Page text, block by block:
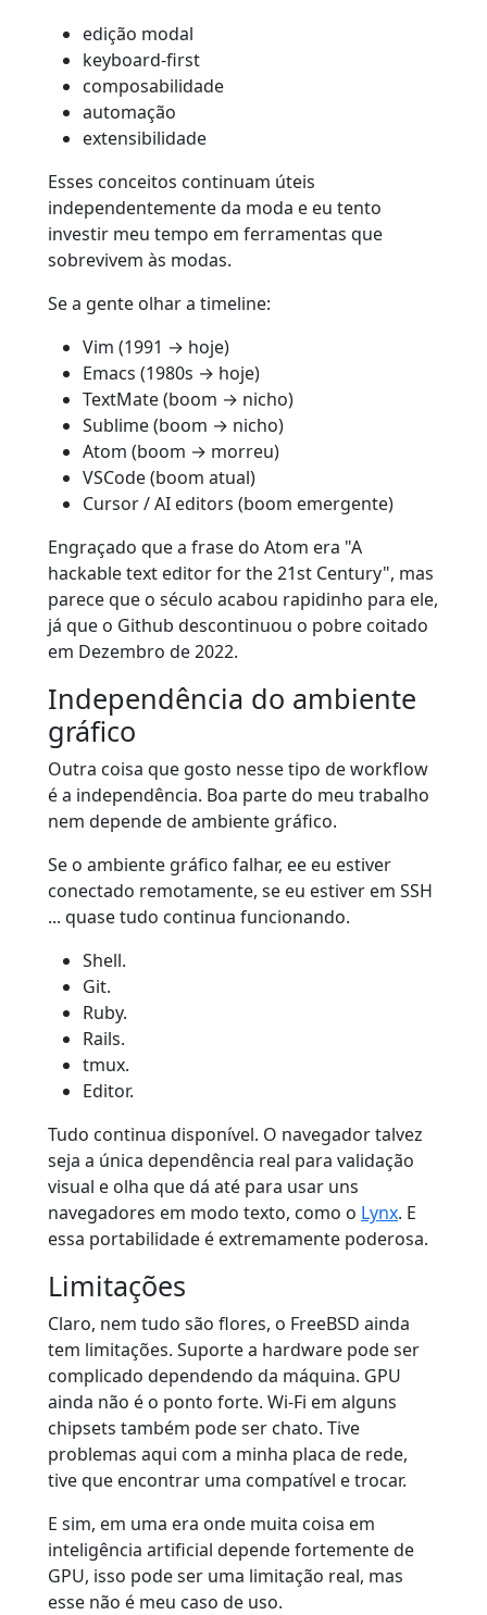
edição modal
keyboard-first
composabilidade
automação
extensibilidade
Esses conceitos continuam úteis
independentemente da moda e eu tento
investir meu tempo em ferramentas que
sobrevivem às modas.
Se a gente olhar a timeline:
Vim (1991 → hoje)
Emacs (1980s → hoje)
TextMate (boom → nicho)
Sublime (boom → nicho)
Atom (boom → morreu)
VSCode (boom atual)
Cursor / AI editors (boom emergente)
Engraçado que a frase do Atom era "A
hackable text editor for the 21st Century", mas
parece que o século acabou rapidinho para ele,
já que o Github descontinuou o pobre coitado
em Dezembro de 2022.
Independência do ambiente
gráfico
Outra coisa que gosto nesse tipo de workflow
é a independência. Boa parte do meu trabalho
nem depende de ambiente gráfico.
Se o ambiente gráfico falhar, ee eu estiver
conectado remotamente, se eu estiver em SSH
... quase tudo continua funcionando.
Shell.
Git.
Ruby.
Rails.
tmux.
Editor.
Tudo continua disponível. O navegador talvez
seja a única dependência real para validação
visual e olha que dá até para usar uns
navegadores em modo texto, como o Lynx. E
essa portabilidade é extremamente poderosa.
Limitações
Claro, nem tudo são flores, o FreeBSD ainda
tem limitações. Suporte a hardware pode ser
complicado dependendo da máquina. GPU
ainda não é o ponto forte. Wi-Fi em alguns
chipsets também pode ser chato. Tive
problemas aqui com a minha placa de rede,
tive que encontrar uma compatível e trocar.
E sim, em uma era onde muita coisa em
inteligência artificial depende fortemente de
GPU, isso pode ser uma limitação real, mas
esse não é meu caso de uso.